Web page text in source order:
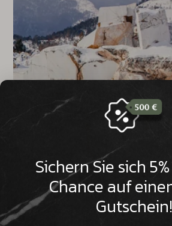
Sichern Sie sich
Chance auf
Gutschein!